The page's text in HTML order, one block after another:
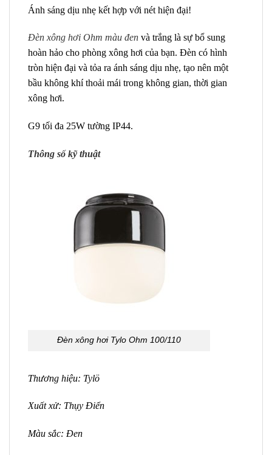
Ánh sáng dịu nhẹ kết hợp với nét hiện đại!
Đèn xông hơi Ohm màu đen và trắng là sự bổ sung
hoàn hảo cho phòng xông hơi của bạn. Đèn có hình
tròn hiện đại và tỏa ra ánh sáng dịu nhẹ, tạo nên một
bầu không khí thoải mái trong không gian, thời gian
xông hơi.
G9 tối đa 25W tường IP44.
Thông số kỹ thuật
Đèn xông hơi Tylo Ohm 100/110
Thương hiệu: Tylö
Xuất xử: Thụy Điển
Màu sắc: Đen